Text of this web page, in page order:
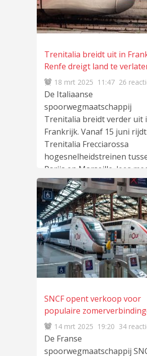
Trenitalia breidt uit in
Renfe dreigt land te
18 mrt 2025 11:47 26
De Italiaanse
spoorwegmaatschappij
Trenitalia breidt verder uit
Frankrijk. Vanaf 15 juni rijdt
Trenitalia Frecciarossa
hogesnelheidstreinen
Parijs en Marseille. lees
SNCF opent verkoop voor
populaire
14 mrt 2025 19:20 34
De Franse
spoorwegmaatschappij